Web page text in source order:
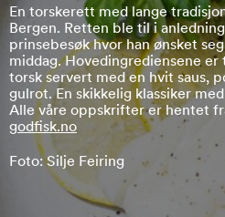
En torskerett med lange
Bergen. Retten ble til i
prinsebesøk hvor han ønsket
middag. Hovedingrediensene er
torsk servert med en hvit saus,
gulrot. En skikkelig klassiker
Alle våre oppskrifter er hentet
godfisk.no
Foto: Silje Feiring